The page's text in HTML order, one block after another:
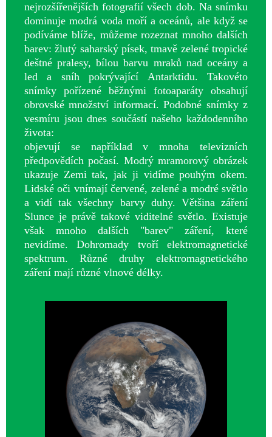
nejrozšířenějších fotografií všech dob. Na snímku
dominuje modrá voda moří a oceánů, ale když se
podíváme blíže, můžeme rozeznat mnoho dalších
barev: žlutý saharský písek, tmavě zelené tropické
deštné pralesy, bílou barvu mraků nad oceány a
led a sníh pokrývající Antarktidu. Takovéto
snímky pořízené běžnými fotoaparáty obsahují
obrovské množství informací. Podobné snímky z
vesmíru jsou dnes součástí našeho každodenního
života:
objevují se například v mnoha televizních
předpovědích počasí. Modrý mramorový obrázek
ukazuje Zemi tak, jak ji vidíme pouhým okem.
Lidské oči vnímají červené, zelené a modré světlo
a vidí tak všechny barvy duhy. Většina záření
Slunce je právě takové viditelné světlo. Existuje
však mnoho dalších "barev" záření, které
nevidíme. Dohromady tvoří elektromagnetické
spektrum. Různé druhy elektromagnetického
záření mají různé vlnové délky.